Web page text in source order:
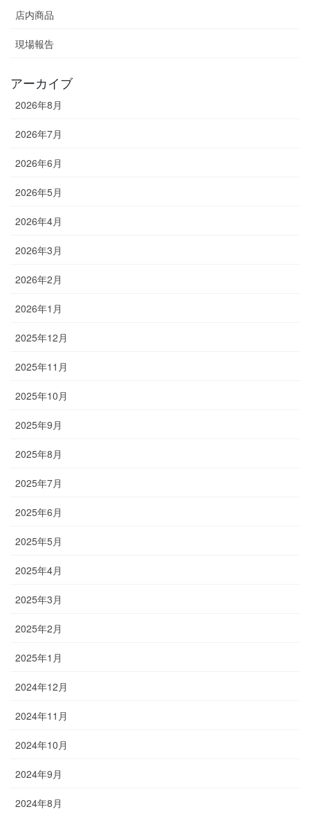
店内商品
現場報告
アーカイブ
2026年8月
2026年7月
2026年6月
2026年5月
2026年4月
2026年3月
2026年2月
2026年1月
2025年12月
2025年11月
2025年10月
2025年9月
2025年8月
2025年7月
2025年6月
2025年5月
2025年4月
2025年3月
2025年2月
2025年1月
2024年12月
2024年11月
2024年10月
2024年9月
2024年8月